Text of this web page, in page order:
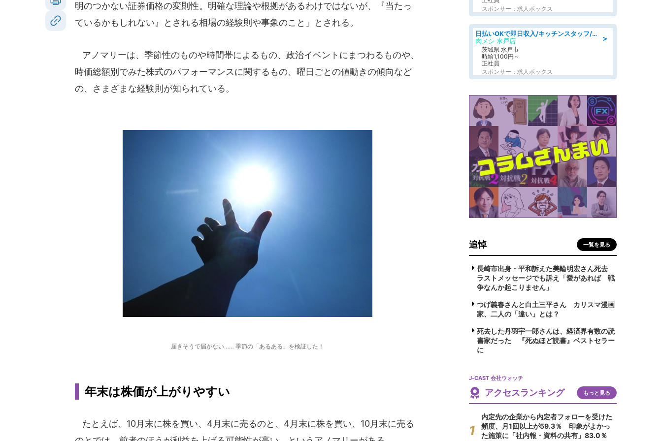
明のつかない証券価格の変則性。明確な理論や根拠があるわけではないが、『当たっ
ているかもしれない』とされる相場の経験則や事象のこと」とされる。
アノマリーは、季節性のものや時間帯によるもの、政治イベントにまつわるものや、
時価総額別でみた株式のパフォーマンスに関するもの、曜日ごとの値動きの傾向など
の、さまざまな経験則が知られている。
届きそうで届かない…… 季節の「あるある」を検証した！
年末は株価が上がりやすい
たとえば、10月末に株を買い、4月末に売るのと、4月末に株を買い、10月末に売る
スポンサー：求人ボックス
＞
日払いOKで即日収入/キッチンスタッフ/デリバリー業務など、自己成長可能な幅広い仕事に挑戦!髪型自由&ピアス・ネイルOK/茨城県/水戸市
肉メシ 水戸店
茨城県 水戸市
時給1,100円～
正社員
スポンサー：求人ボックス
追悼 一覧を見る
長崎市出身・平和訴えた美輪明宏さん死去
ラストメッセージでも訴え「愛があれば 戦
争なんか起こりません」
つげ義春さんと白土三平さん カリスマ漫画
家、二人の「違い」とは？
死去した丹羽宇一郎さんは、経済界有数の読
書家だった 『死ぬほど読書』ベストセラー
に
J-CAST 会社ウォッチ
アクセスランキング もっと見る
内定先の企業から内定者フォローを受けた
頻度、月1回以上が59.3％ 印象がよかっ
た施策に「社内報・資料の共有」83.0％